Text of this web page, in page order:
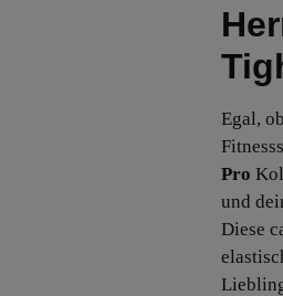
Egal,
Pro
und
Diese